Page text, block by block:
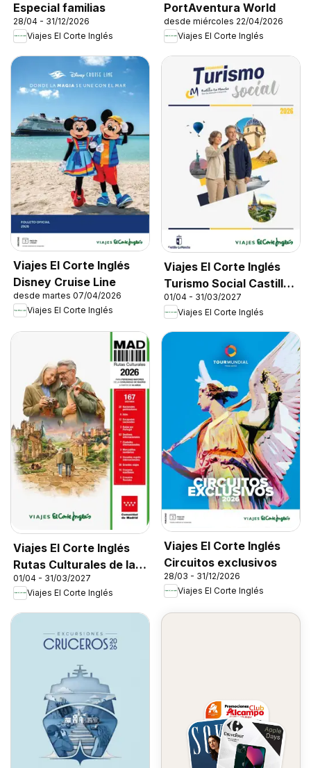
Especial familias
28/04 - 31/12/2026
Viajes El Corte Inglés
PortAventura World
desde miércoles 22/04/2026
Viajes El Corte Inglés
Viajes El Corte Inglés
Disney Cruise Line
desde martes 07/04/2026
Viajes El Corte Inglés
Viajes El Corte Inglés
Turismo Social Castilla
La Mancha
01/04 - 31/03/2027
Viajes El Corte Inglés
Viajes El Corte Inglés
Rutas Culturales de la
Comunidad de Madrid
01/04 - 31/03/2027
Viajes El Corte Inglés
Viajes El Corte Inglés
Circuitos exclusivos
28/03 - 31/12/2026
Viajes El Corte Inglés